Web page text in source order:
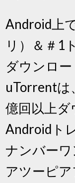
Android上
リ）＆＃1
ダウンロ
uTorrentは
億回以上
Androidト
ナンバー
アツーピ